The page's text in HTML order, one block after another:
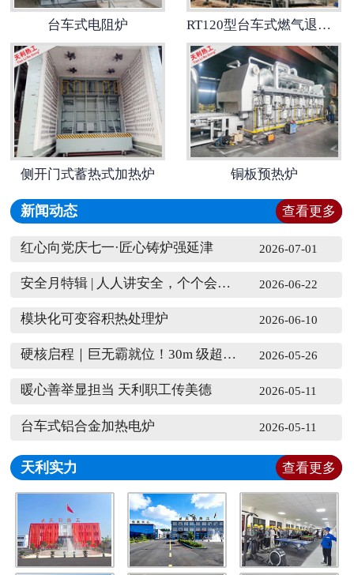
台车式电阻炉 RT120型台车式燃气退火热处理炉
侧开门式蓄热式加热炉 铜板预热炉
新闻动态 查看更多
2026-07-01
红心向党庆七一·匠心铸炉强延津
2026-06-22
安全月特辑 | 人人讲安全，个个会应急
2026-06-10
模块化可变容积热处理炉
2026-05-26
硬核启程｜巨无霸就位！30m 级超大燃气炉重磅发运
2026-05-11
暖心善举显担当 天利职工传美德
2026-05-11
台车式铝合金加热电炉
天利实力 查看更多